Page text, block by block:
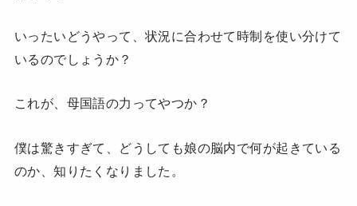
いったいどうやって、状況に合わせて時制を使い分けて
いるのでしょうか？
これが、母国語の力ってやつか？
僕は驚きすぎて、どうしても娘の脳内で何が起きている
のか、知りたくなりました。